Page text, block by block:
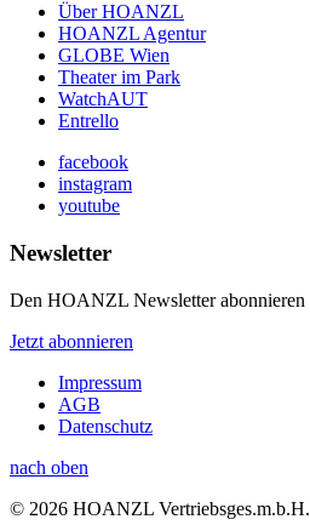
Über HOANZL
HOANZL Agentur
GLOBE Wien
Theater im Park
WatchAUT
Entrello
facebook
instagram
youtube
Newsletter
Den HOANZL Newsletter abonnieren
Jetzt abonnieren
Impressum
AGB
Datenschutz
nach oben
© 2026 HOANZL Vertriebsges.m.b.H.